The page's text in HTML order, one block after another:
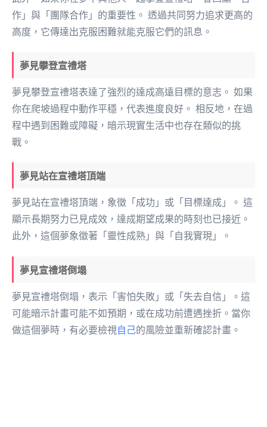
作」與「團隊合作」的重要性。 透過共同努力追求更高的
高度，它傳達出克服困難就能克服它們的訊息。
夢見攀登宣禮塔
夢見攀登宣禮塔表達了強烈的達成高遠目標的意志。 如果
你在爬坡過程中動作平穩，代表進度良好。 相反地，在過
程中遇到困難或障礙，暗示現實生活中也存在類似的挑
戰。
夢見站在宣禮塔頂端
夢見站在宣禮塔頂端，象徵「成功」或「目標達成」。 這
顯示長期努力已見成效，達成期望成果的時刻也已接近。
此外，這個夢象徵著「靈性成熟」與「自我實現」。
夢見宣禮塔倒塌
夢見宣禮塔倒塌，表示「害怕失敗」或「失去自信」。這
可能暗示計畫可能不如預期，或在成功前遭遇挫折。當你
做這個夢時，有必要檢視自己的風險並重新確認計畫。